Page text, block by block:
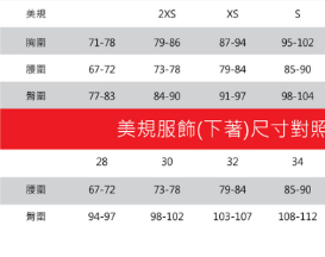
宅配(離島恕不配送)
每筆NT$150，滿NT$1,800(含以上)免運費
宅配貨到付款(離島恕不配送)